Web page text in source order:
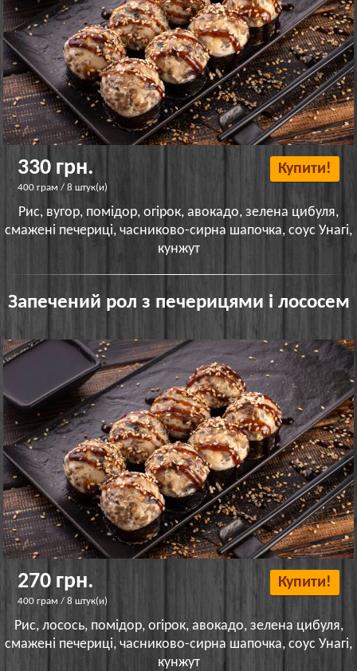
330 грн.
400 грам / 8 штук(и)
Купити!
Рис, вугор, помідор, огірок, авокадо, зелена цибуля,
смажені печериці, часниково-сирна шапочка, соус Унагі,
кунжут
Запечений рол з печерицями і лососем
270 грн.
400 грам / 8 штук(и)
Купити!
Рис, лосось, помідор, огірок, авокадо, зелена цибуля,
смажені печериці, часниково-сирна шапочка, соус Унагі,
кунжут